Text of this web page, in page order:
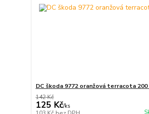
DC škoda 9772 oranžová terracota 200
142 Kč
125 Kč/ks